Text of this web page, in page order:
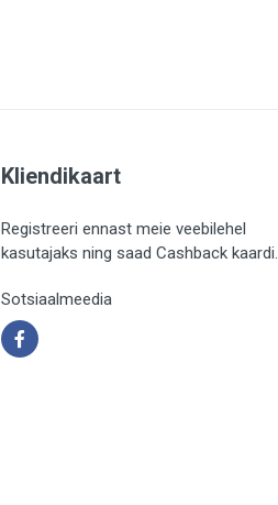
Kliendikaart
Registreeri ennast meie veebilehel
kasutajaks ning saad Cashback kaardi.
Sotsiaalmeedia